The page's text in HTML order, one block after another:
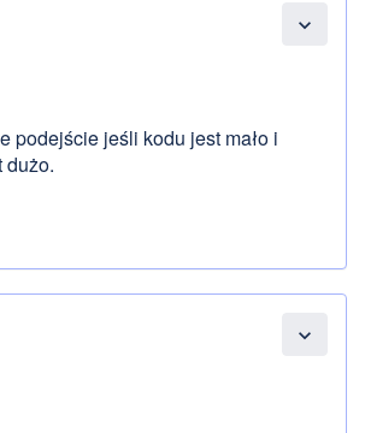
expand_more
podejście jeśli kodu jest mało i
dużo.
expand_more